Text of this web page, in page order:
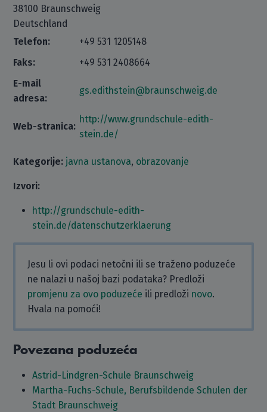
38100 Braunschweig
Deutschland
Telefon:
+49 531 1205148
Faks:
+49 531 2408664
E-mail
adresa:
gs.edithstein@braunschweig.de
Web-stranica:
http://www.grundschule-edith-
stein.de/
Kategorije: javna ustanova, obrazovanje
Izvori:
http://grundschule-edith-
stein.de/datenschutzerklaerung
Jesu li ovi podaci netočni ili se traženo poduzeće
ne nalazi u našoj bazi podataka? Predloži
promjenu za ovo poduzeće ili predloži novo.
Hvala na pomoći!
Povezana poduzeća
Astrid-Lindgren-Schule Braunschweig
Martha-Fuchs-Schule, Berufsbildende Schulen der
Stadt Braunschweig